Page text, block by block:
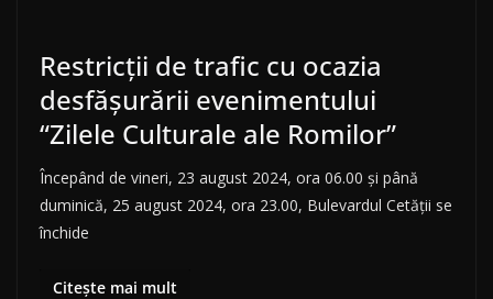
Restricții de trafic cu ocazia
desfăşurării evenimentului
“Zilele Culturale ale Romilor”
Începând de vineri, 23 august 2024, ora 06.00 și până
duminică, 25 august 2024, ora 23.00, Bulevardul Cetății se
închide
Citește mai mult